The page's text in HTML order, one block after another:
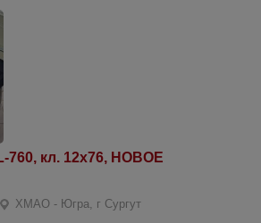
760, кл. 12х76, НОВОЕ
ХМАО - Югра, г Сургут